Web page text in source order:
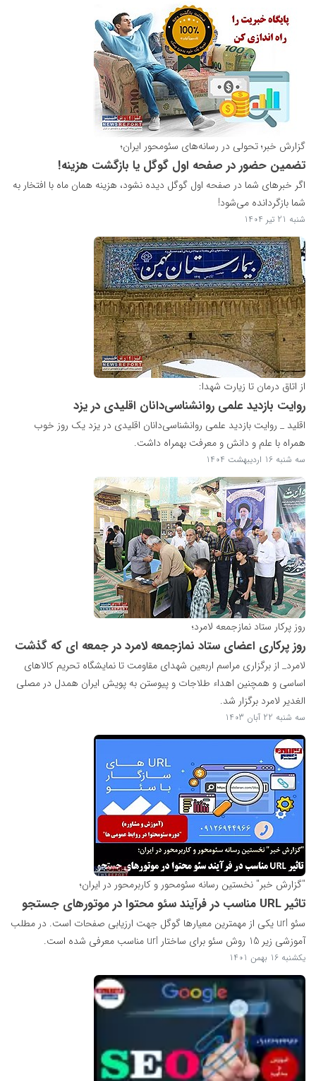
گزارش خبر؛ تحولی در رسانه‌های سئومحور ایران؛
تضمین حضور در صفحه اول گوگل یا بازگشت هزینه!
اگر خبرهای شما در صفحه اول گوگل دیده نشود، هزینه همان ماه با افتخار به
شما بازگردانده می‌شود!
شنبه 21 تیر 1404
از اتاق درمان تا زیارت شهدا:
روایت بازدید علمی روانشناسی‌دانان اقلیدی در یزد
اقلید _ روایت بازدید علمی روانشناسی‌دانان اقلیدی در یزد یک روز خوب
همراه با علم و دانش و معرفت بهمراه داشت.
سه شنبه 16 اردیبهشت 1404
روز پرکار ستاد نمازجمعه لامرد؛
روز پرکاری اعضای ستاد نمازجمعه لامرد در جمعه ای که گذشت
لامرد_ از برگزاری مراسم اربعین شهدای مقاومت تا نمایشگاه تحریم کالاهای
اساسی و همچنین اهداء طلاجات و پیوستن به پویش ایران همدل در مصلی
الغدیر لامرد برگزار شد.
سه شنبه 22 آبان 1403
"گزارش خبر" نخستین رسانه سئومحور و کاربرمحور در ایران؛
تاثیر URL مناسب در فرآیند سئو محتوا در موتورهای جستجو
سئو url یکی از مهمترین معیارها گوگل جهت ارزیابی صفحات است. در مطلب
آموزشی زیر 15 روش سئو برای ساختار url مناسب معرفی شده است.
یکشنبه 16 بهمن 1401